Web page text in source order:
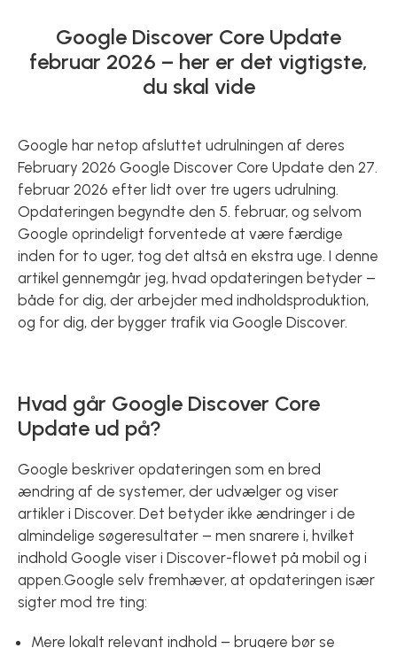
Google Discover Core Update
februar 2026 – her er det vigtigste,
du skal vide
Google har netop afsluttet udrulningen af deres
February 2026 Google Discover Core Update den 27.
februar 2026 efter lidt over tre ugers udrulning.
Opdateringen begyndte den 5. februar, og selvom
Google oprindeligt forventede at være færdige
inden for to uger, tog det altså en ekstra uge. I denne
artikel gennemgår jeg, hvad opdateringen betyder –
både for dig, der arbejder med indholdsproduktion,
og for dig, der bygger trafik via Google Discover.
Hvad går Google Discover Core
Update ud på?
Google beskriver opdateringen som en bred
ændring af de systemer, der udvælger og viser
artikler i Discover. Det betyder ikke ændringer i de
almindelige søgeresultater – men snarere i, hvilket
indhold Google viser i Discover-flowet på mobil og i
appen.Google selv fremhæver, at opdateringen især
sigter mod tre ting:
Mere lokalt relevant indhold – brugere bør se